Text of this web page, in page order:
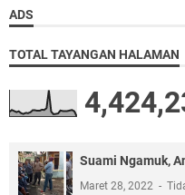
ADS
TOTAL TAYANGAN HALAMAN
Suami Ngamuk,
Maret 28, 2022